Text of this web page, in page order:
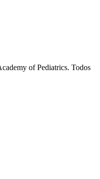
of Pediatrics. Todos